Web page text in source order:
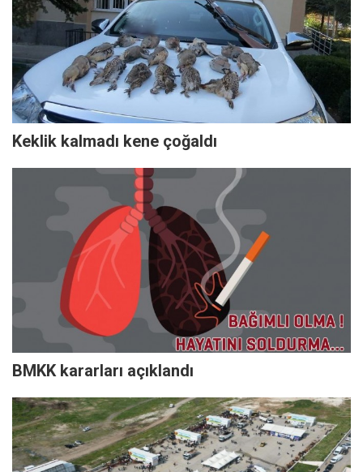
Keklik kalmadı kene çoğaldı
BMKK kararları açıklandı